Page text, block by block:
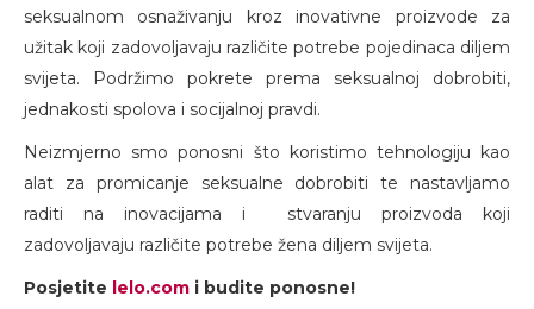
seksualnom osnaživanju kroz inovativne proizvode za
užitak koji zadovoljavaju različite potrebe pojedinaca diljem
svijeta. Podržimo pokrete prema seksualnoj dobrobiti,
jednakosti spolova i socijalnoj pravdi.
Neizmjerno smo ponosni što koristimo tehnologiju kao
alat za promicanje seksualne dobrobiti te nastavljamo
raditi na inovacijama i stvaranju proizvoda koji
zadovoljavaju različite potrebe žena diljem svijeta.
Posjetite lelo.com i budite ponosne!